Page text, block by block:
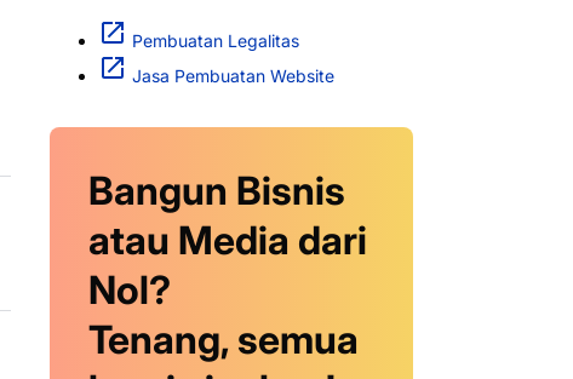
Pembuatan Legalitas
Jasa Pembuatan Website
Bangun Bisnis
atau Media dari
Nol?
Tenang, semua